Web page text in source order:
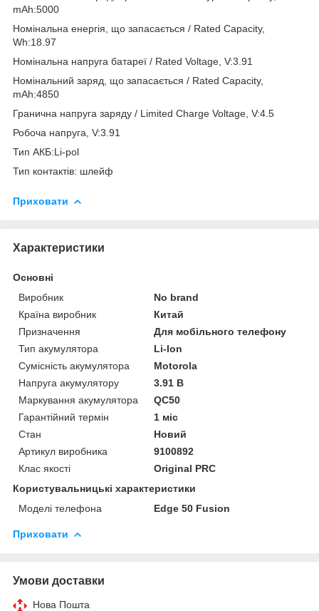
mAh:5000
Номінальна енергія, що запасається / Rated Capacity,
Wh:18.97
Номінальна напруга батареї / Rated Voltage, V:3.91
Номінальний заряд, що запасається / Rated Capacity,
mAh:4850
Гранична напруга заряду / Limited Charge Voltage, V:4.5
Робоча напруга, V:3.91
Тип АКБ:Li-pol
Тип контактів: шлейф
Приховати
Характеристики
Основні
Виробник
No brand
Країна виробник
Китай
Призначення
Для мобільного телефону
Тип акумулятора
Li-Ion
Сумісність акумулятора
Motorola
Напруга акумулятору
3.91 В
Маркування акумулятора
QC50
Гарантійний термін
1 міс
Стан
Новий
Артикул виробника
9100892
Клас якості
Original PRC
Користувальницькі характеристики
Моделі телефона
Edge 50 Fusion
Приховати
Умови доставки
Нова Пошта